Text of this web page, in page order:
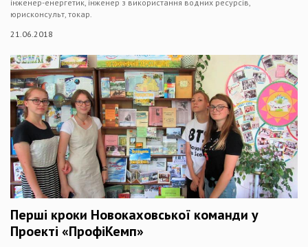
інженер-енергетик, інженер з використання водних ресурсів,
юрисконсульт, токар.
21.06.2018
Перші кроки Новокаховської команди у
Проекті «ПрофіКемп»